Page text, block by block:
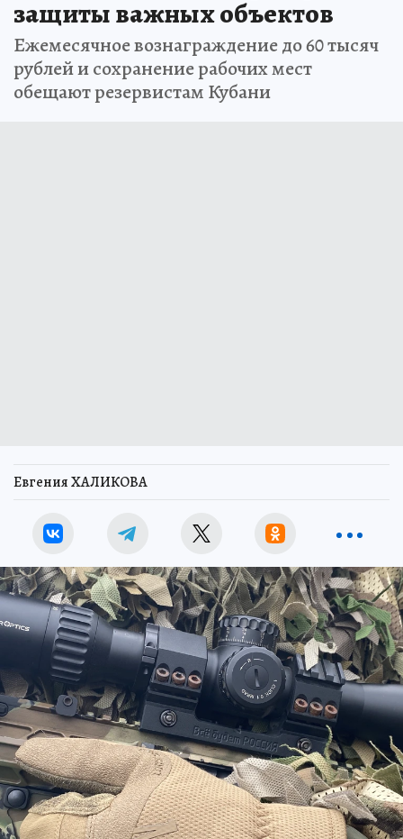
защиты важных объектов
Ежемесячное вознаграждение до 60 тысяч
рублей и сохранение рабочих мест
обещают резервистам Кубани
Евгения ХАЛИКОВА